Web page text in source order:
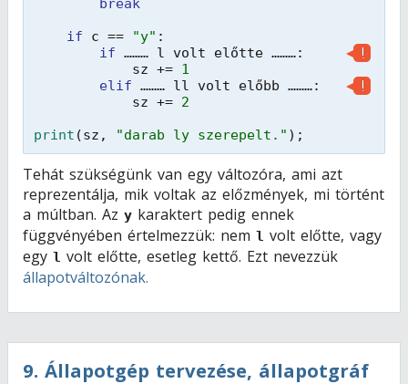
break
if
c == "y" :
if ……… l volt előtte ………: !
sz += 1
elif ……… ll volt előbb ………: !
sz += 2
print (sz, "darab ly szerepelt." );
Tehát szükségünk van egy változóra, ami azt
reprezentálja, mik voltak az előzmények, mi történt
a múltban. Az y karaktert pedig ennek
függvényében értelmezzük: nem l volt előtte, vagy
egy l volt előtte, esetleg kettő. Ezt nevezzük
állapotváltozónak.
9. Állapotgép tervezése, állapotgráf